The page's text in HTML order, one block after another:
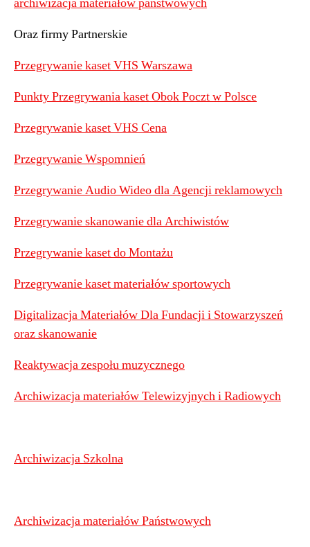
Oraz firmy Partnerskie
Przegrywanie kaset VHS Warszawa
Punkty Przegrywania kaset Obok Poczt w Polsce
Przegrywanie kaset VHS Cena
Przegrywanie Wspomnień
Przegrywanie Audio Wideo dla Agencji reklamowych
Przegrywanie skanowanie dla Archiwistów
Przegrywanie kaset do Montażu
Przegrywanie kaset materiałów sportowych
Digitalizacja Materiałów Dla Fundacji i Stowarzyszeń
oraz skanowanie
Reaktywacja zespołu muzycznego
Archiwizacja materiałów Telewizyjnych i Radiowych
Archiwizacja Szkolna
Archiwizacja materiałów Państwowych